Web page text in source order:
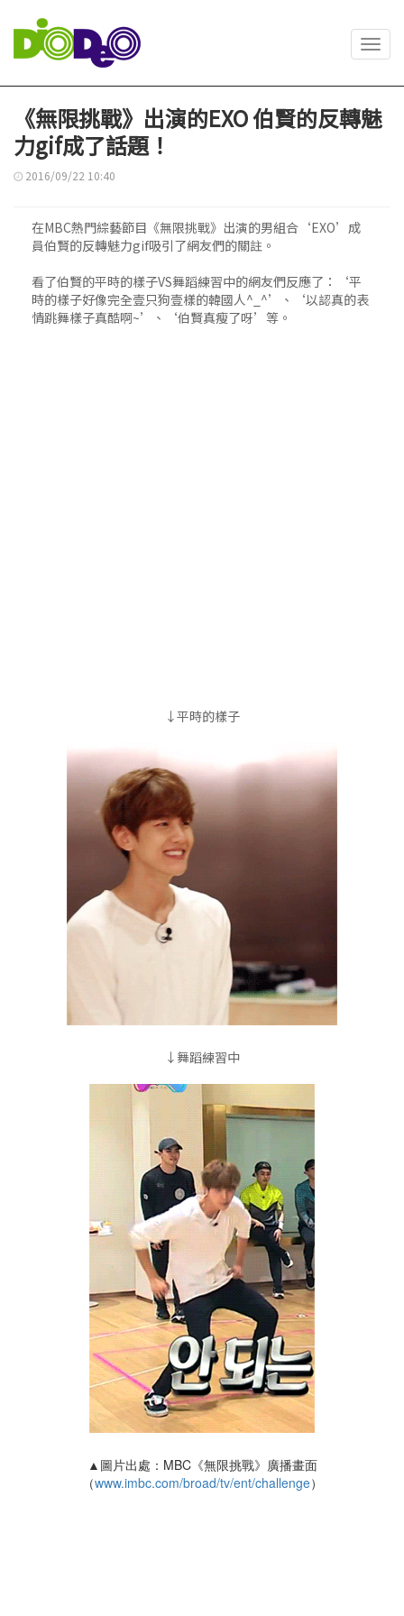
《無限挑戰》出演的EXO 伯賢的反轉魅
力gif成了話題！
2016/09/22 10:40
在MBC熱門綜藝節目《無限挑戰》出演的男組合‘EXO’成
員伯賢的反轉魅力gif吸引了網友們的關註。
看了伯賢的平時的樣子VS舞蹈練習中的網友們反應了：‘平
時的樣子好像完全壹只狗壹樣的韓國人^_^’、‘以認真的表
情跳舞樣子真酷啊~’、‘伯賢真瘦了呀’等。
↓平時的樣子
↓舞蹈練習中
▲圖片 出處：MBC《無限挑戰》廣播畫面
（www.imbc.com/broad/tv/ent/challenge）